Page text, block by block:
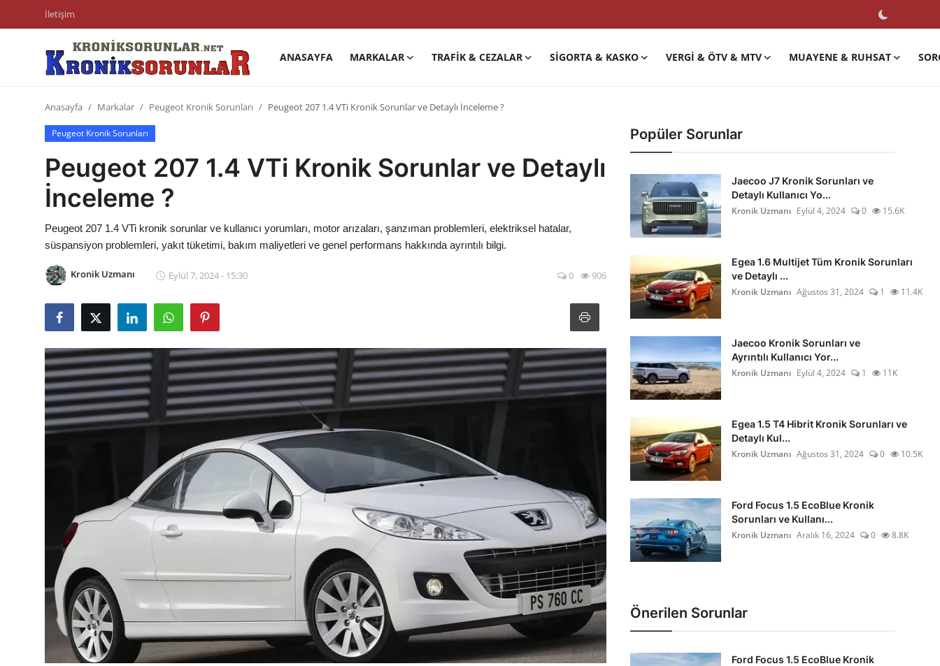
İletişim
ANASAYFA MARKALAR TRAFIK & CEZALAR SIGORTA & KASKO VERGI & ÖTV & MTV MUAYENE & RUHSAT
Trafik & Cezalar
Sigorta & Kasko
Vergi & ÖTV & MTV
Muayene & Ruhsat
Sorgulamalar
İkinci El & Alım-Satım
Bakım & Arıza Çözümleri
Elektrikli & Hibrit
Kiralama & Filo
Yağlar & Sıvılar
LPG & Yakıt
Elektrik & Akü
Klima & Konfor
Aydınlatma & Görüş
Anasayfa Markalar Peugeot Kronik Sorunları Peugeot 207 1.4 VTi Kronik Sorunlar ve Detaylı İnceleme ?
Peugeot Kronik Sorunları
Peugeot 207 1.4 VTi Kronik Sorunlar ve Detaylı
İnceleme ?
Peugeot 207 1.4 VTi kronik sorunlar ve kullanıcı yorumları, motor arızaları, şanzıman problemleri, elektriksel hatalar,
süspansiyon problemleri, yakıt tüketimi, bakım maliyetleri ve genel performans hakkında ayrıntılı bilgi.
Kronik Uzmanı Eylül 7, 2024 - 15:30 0 906
Popüler Sorunlar
Jaecoo J7 Kronik Sorunları ve
Detaylı Kullanıcı Yo...
Kronik Uzmanı Eylül 4, 2024 0 15.6K
Egea 1.6 Multijet Tüm Kronik Sorunları
ve Detaylı ...
Kronik Uzmanı Ağustos 31, 2024 1 11.4K
Jaecoo Kronik Sorunları ve
Ayrıntılı Kullanıcı Yor...
Kronik Uzmanı Eylül 4, 2024 1 11K
Egea 1.5 T4 Hibrit Kronik Sorunları ve
Detaylı Kul...
Kronik Uzmanı Ağustos 31, 2024 0 10.5K
Ford Focus 1.5 EcoBlue Kronik
Sorunları ve Kullanı...
Kronik Uzmanı Aralık 16, 2024 0 8.8K
Önerilen Sorunlar
Ford Focus 1.5 EcoBlue Kronik